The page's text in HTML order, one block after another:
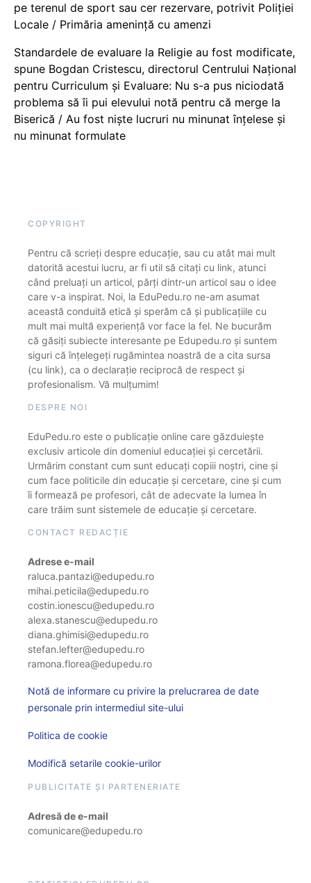
pe terenul de sport sau cer rezervare, potrivit Poliției
Locale / Primăria amenință cu amenzi
Standardele de evaluare la Religie au fost modificate,
spune Bogdan Cristescu, directorul Centrului Național
pentru Curriculum și Evaluare: Nu s-a pus niciodată
problema să îi pui elevului notă pentru că merge la
Biserică / Au fost niște lucruri nu minunat înțelese și
nu minunat formulate
COPYRIGHT
Pentru că scrieți despre educație, sau cu atât mai mult
datorită acestui lucru, ar fi util să citați cu link, atunci
când preluați un articol, părți dintr-un articol sau o idee
care v-a inspirat. Noi, la EduPedu.ro ne-am asumat
această conduită etică și sperăm că și publicațiile cu
mult mai multă experiență vor face la fel. Ne bucurăm
că găsiți subiecte interesante pe Edupedu.ro și suntem
siguri că înțelegeți rugămintea noastră de a cita sursa
(cu link), ca o declarație reciprocă de respect și
profesionalism. Vă mulțumim!
DESPRE NOI
EduPedu.ro este o publicație online care găzduiește
exclusiv articole din domeniul educației și cercetării.
Urmărim constant cum sunt educați copiii noștri, cine și
cum face politicile din educație și cercetare, cine și cum
îi formează pe profesori, cât de adecvate la lumea în
care trăim sunt sistemele de educație și cercetare.
CONTACT REDACȚIE
Adrese e-mail
raluca.pantazi@edupedu.ro
mihai.peticila@edupedu.ro
costin.ionescu@edupedu.ro
alexa.stanescu@edupedu.ro
diana.ghimisi@edupedu.ro
stefan.lefter@edupedu.ro
ramona.florea@edupedu.ro
Notă de informare cu privire la prelucrarea de date
personale prin intermediul site-ului
Politica de cookie
Modifică setarile cookie-urilor
PUBLICITATE ȘI PARTENERIATE
Adresă de e-mail
comunicare@edupedu.ro